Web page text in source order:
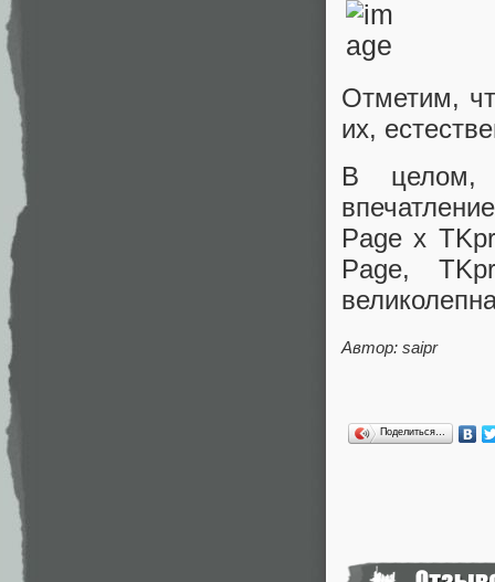
Отметим,
их,
В целом,
Page x
Page,
Автор: saipr
Поделиться…